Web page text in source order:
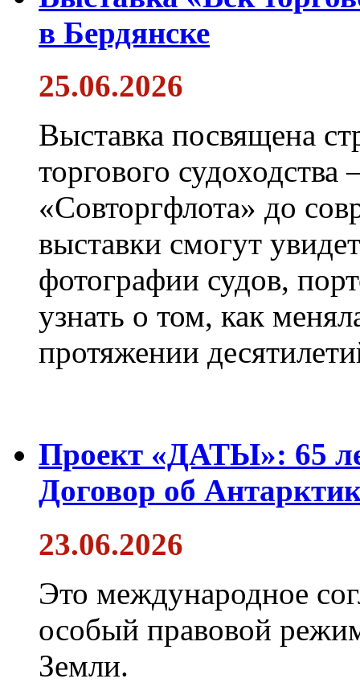
в Бердянске
25.06.2026
Выставка посвящена
торгового
«Совторгфлота» до
выставки смогут
фотографии судов,
узнать о том, как
протяжении
Проект «ДАТЫ»: 65
Договор об
23.06.2026
Это международное
особый правовой
Земли.